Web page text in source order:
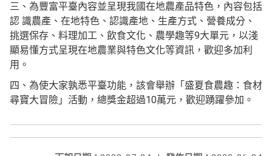
三、為豐富平臺內容並呈現我國在地農產品特色，內容包括
認 識農產、在地特色、認識產地、生產方式、營養成分、
挑選保存、料理加工、飲食文化、農學趣等9大單元，以淺
顯易懂方式呈現在地農業與特色文化等資訊，歡迎多加利
用。
四、為使大家孰悉平臺功能，該會舉辦「盛夏食農趣：食材
尋寶大冒險」活動，總獎金超過10萬元，歡迎踴躍參加。